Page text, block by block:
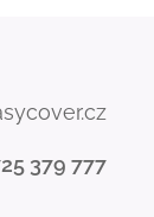
379 777